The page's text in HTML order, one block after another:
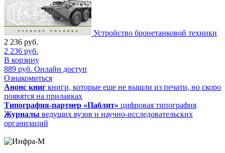
Устройство бронетанковой техники
2 236 руб.
2 236 руб.
В корзину
889 руб. Онлайн доступ
Ознакомиться
Анонс книг книги, которые еще не вышли из печати, но скоро
появятся на прилавках
Типография-партнер «Паблит» цифровая типография
Журналы ведущих вузов и научно-исследовательских
организаций